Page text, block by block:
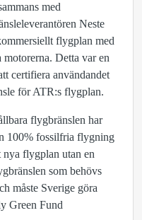
med
Neste
flygplan med
Detta var en
certifiera användandet
för ATR:s flygplan.
flygbränslen har
100% fossilfria flygning
nya flygplan utan en
som behövs
måste Sverige göra
Green Fund